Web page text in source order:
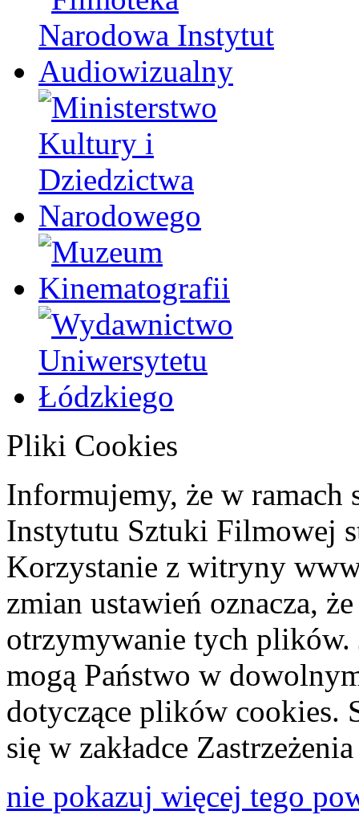
Pliki Cookies
Informujemy, że w ramach
Instytutu Sztuki Filmowej
Korzystanie z witryny
zmian ustawień oznacza,
otrzymywanie tych plików.
mogą Państwo w
dotyczące plików cookies.
się w zakładce
nie pokazuj więcej tego